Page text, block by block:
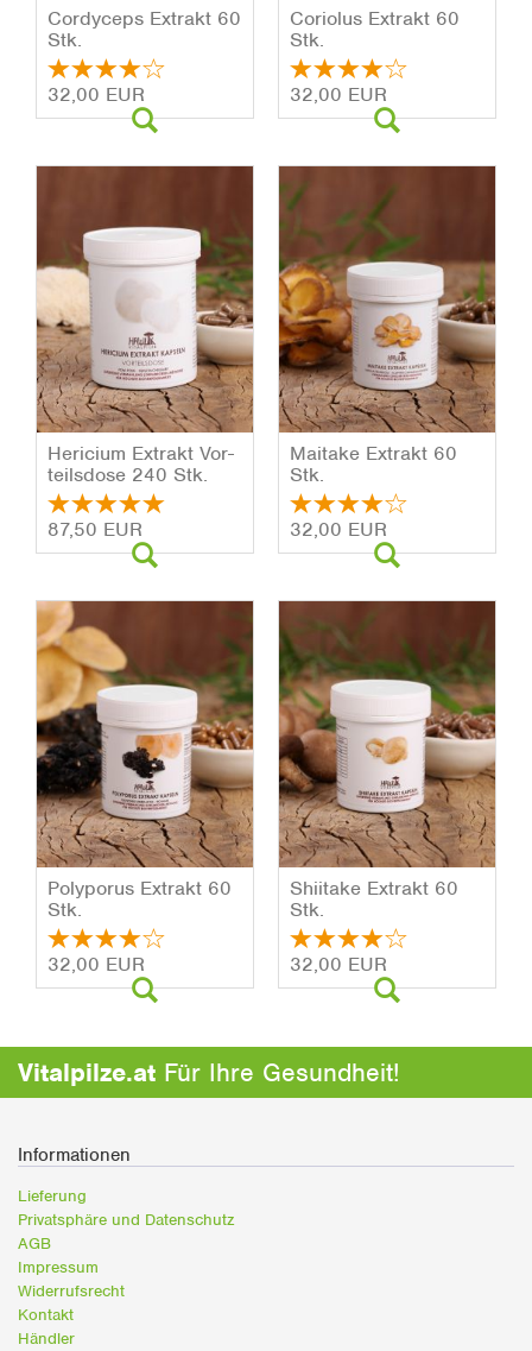
Po­ly­po­rus Ex­trakt 60
Stk.
32,00 EUR
Co­rio­lus Ex­trakt 60
Stk.
32,00 EUR
He­ri­ci­um Ex­trakt Vor­
teils­do­se 240 Stk.
87,50 EUR
Shii­ta­ke Ex­trakt 60
Stk.
32,00 EUR
Mai­ta­ke Ex­trakt 60
Stk.
32,00 EUR
Cor­dy­ceps Ex­trakt 60
Stk.
32,00 EUR
Vitalpilze.at Für Ihre Gesundheit!
Informationen
Lieferung
Privatsphäre und Datenschutz
AGB
Impressum
Widerrufsrecht
Kontakt
Händler